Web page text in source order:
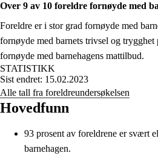
Over 9 av 10 foreldre fornøyde med
Foreldre er i stor grad fornøyde med
fornøyde med barnets trivsel og trygghet
fornøyde med barnehagens mattilbud.
STATISTIKK
Sist endret: 15.02.2023
Alle tall fra foreldreundersøkelsen
Hovedfunn
93 prosent av foreldrene er svært
barnehagen.